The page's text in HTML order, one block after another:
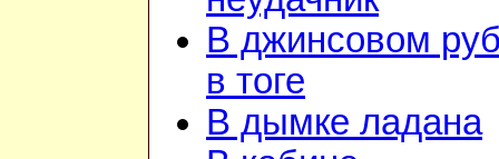
В джинсовом
в тоге
В дымке ладана